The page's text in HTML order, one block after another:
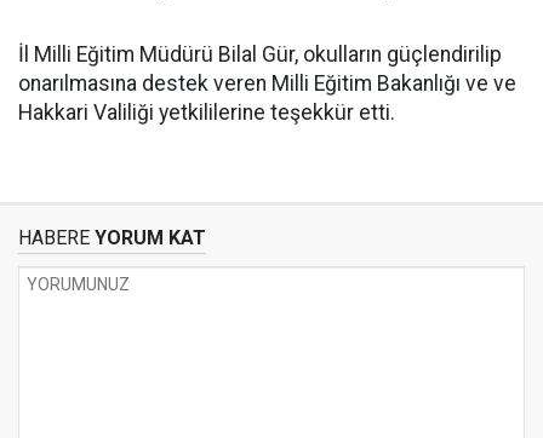
İl Milli Eğitim Müdürü Bilal Gür, okulların güçlendirilip
onarılmasına destek veren Milli Eğitim Bakanlığı ve ve
Hakkari Valiliği yetkililerine teşekkür etti.
HABERE YORUM KAT